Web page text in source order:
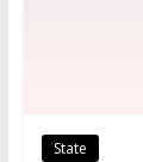
State